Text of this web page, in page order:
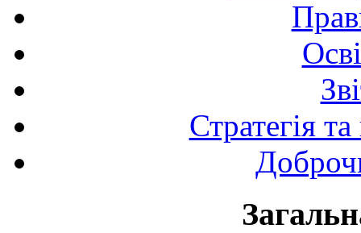
Стратегія